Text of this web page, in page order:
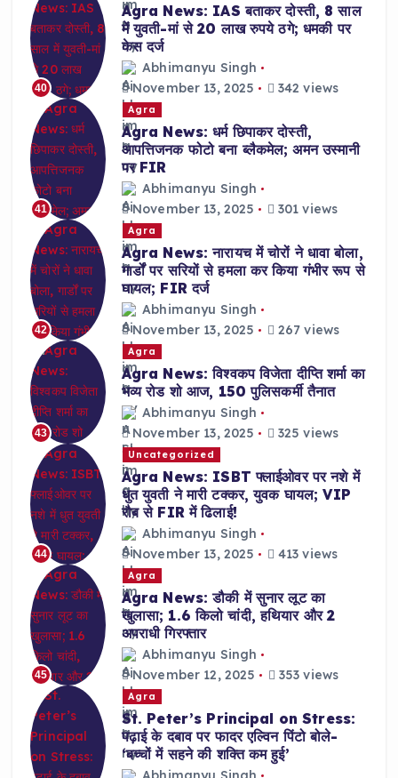
40
Agra News: IAS बताकर दोस्ती, 8 साल
में युवती-मां से 20 लाख रुपये ठगे; धमकी पर
केस दर्ज
Abhimanyu Singh
November 13, 2025
342 views
41
Agra
Agra News: धर्म छिपाकर दोस्ती,
आपत्तिजनक फोटो बना ब्लैकमेल; अमन उस्मानी
पर FIR
Abhimanyu Singh
November 13, 2025
301 views
42
Agra
Agra News: नारायच में चोरों ने धावा बोला,
गार्डों पर सरियों से हमला कर किया गंभीर रूप से
घायल; FIR दर्ज
Abhimanyu Singh
November 13, 2025
267 views
43
Agra
Agra News: विश्वकप विजेता दीप्ति शर्मा का
भव्य रोड शो आज, 150 पुलिसकर्मी तैनात
Abhimanyu Singh
November 13, 2025
325 views
44
Uncategorized
Agra News: ISBT फ्लाईओवर पर नशे में
धुत युवती ने मारी टक्कर, युवक घायल; VIP
रौब से FIR में ढिलाई!
Abhimanyu Singh
November 13, 2025
413 views
45
Agra
Agra News: डौकी में सुनार लूट का
खुलासा; 1.6 किलो चांदी, हथियार और 2
अपराधी गिरफ्तार
Abhimanyu Singh
November 12, 2025
353 views
Agra
St. Peter’s Principal on Stress:
पढ़ाई के दबाव पर फादर एल्विन पिंटो बोले-
‘बच्चों में सहने की शक्ति कम हुई’